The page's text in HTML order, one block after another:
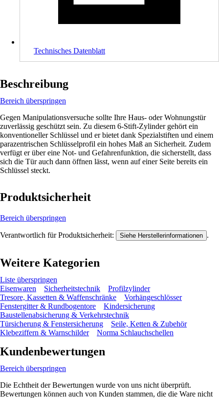
Technisches Datenblatt
Beschreibung
Bereich überspringen
Gegen Manipulationsversuche sollte Ihre Haus- oder Wohnungstür
zuverlässig geschützt sein. Zu diesem 6-Stift-Zylinder gehört ein
konventioneller Schlüssel und er bietet dank Spezialstiften und einem
parazentrischen Schlüsselprofil ein hohes Maß an Sicherheit. Zudem
verfügt er über eine Not- und Gefahrenfunktion, die sicherstellt, dass
sich die Tür auch dann öffnen lässt, wenn auf einer Seite bereits ein
Schlüssel steckt.
Produktsicherheit
Bereich überspringen
Verantwortlich für Produktsicherheit: Siehe Herstellerinformationen .
Weitere Kategorien
Liste überspringen
Eisenwaren
Sicherheitstechnik
Profilzylinder
Tresore, Kassetten & Waffenschränke
Vorhängeschlösser
Fenstergitter & Rundbogentore
Kindersicherung
Baustellenabsicherung & Verkehrstechnik
Türsicherung & Fenstersicherung
Seile, Ketten & Zubehör
Klebeziffern & Warnschilder
Norma Schlauchschellen
Kundenbewertungen
Bereich überspringen
Die Echtheit der Bewertungen wurde von uns nicht überprüft.
Bewertungen können auch von Kunden stammen, die die Ware nicht